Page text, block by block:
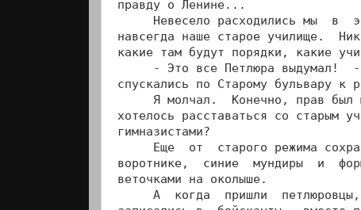
правду о Ленине...
Невесело расходились мы  в
навсегда наше старое училище.
какие там будут порядки, какие
- Это все Петлюра выдумал!
спускались по Старому бульвару
Я молчал.  Конечно, прав
хотелось расставаться со старым
гимназистами?
Еще  от  старого режима
воротнике,  синие  мундиры  и
веточками на околыше.
А  когда  пришли